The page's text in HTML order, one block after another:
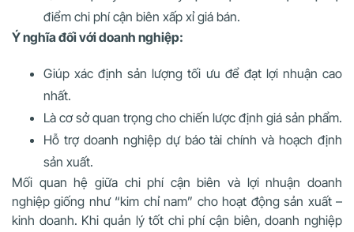
điểm chi phí cận biên xấp xỉ giá bán.
Ý nghĩa đối với doanh nghiệp:
Giúp xác định sản lượng tối ưu để đạt lợi nhuận cao
nhất.
Là cơ sở quan trọng cho chiến lược định giá sản phẩm.
Hỗ trợ doanh nghiệp dự báo tài chính và hoạch định
sản xuất.
Mối quan hệ giữa chi phí cận biên và lợi nhuận doanh
nghiệp giống như “kim chỉ nam” cho hoạt động sản xuất –
kinh doanh. Khi quản lý tốt chi phí cận biên, doanh nghiệp